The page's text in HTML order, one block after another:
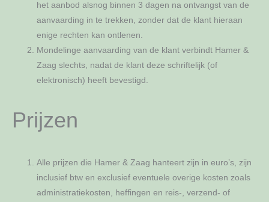
het aanbod alsnog binnen 3 dagen na ontvangst van de
aanvaarding in te trekken, zonder dat de klant hieraan
enige rechten kan ontlenen.
Mondelinge aanvaarding van de klant verbindt Hamer &
Zaag slechts, nadat de klant deze schriftelijk (of
elektronisch) heeft bevestigd.
Prijzen
Alle prijzen die Hamer & Zaag hanteert zijn in euro’s, zijn
inclusief btw en exclusief eventuele overige kosten zoals
administratiekosten, heffingen en reis-, verzend- of